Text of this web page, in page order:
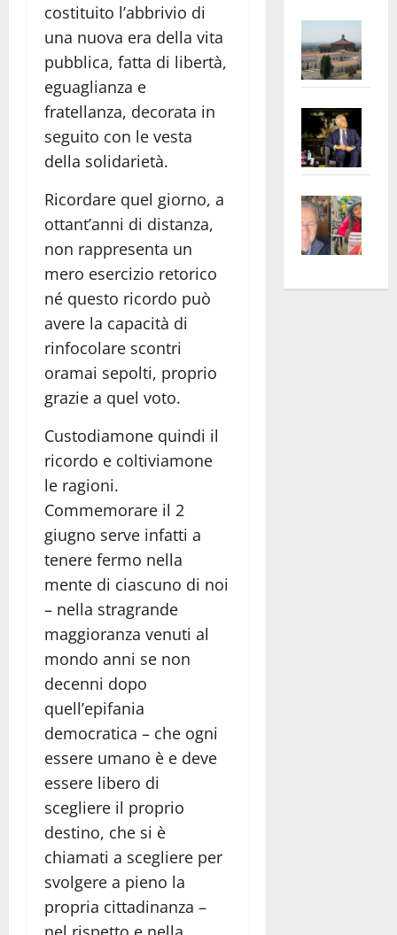
costituito l’abbrivio di
una nuova era della vita
pubblica, fatta di libertà,
eguaglianza e
fratellanza, decorata in
seguito con le vesta
della solidarietà.
Ricordare quel giorno, a
ottant’anni di distanza,
non rappresenta un
mero esercizio retorico
né questo ricordo può
avere la capacità di
rinfocolare scontri
oramai sepolti, proprio
grazie a quel voto.
Custodiamone quindi il
ricordo e coltiviamone
le ragioni.
Commemorare il 2
giugno serve infatti a
tenere fermo nella
mente di ciascuno di noi
– nella stragrande
maggioranza venuti al
mondo anni se non
decenni dopo
quell’epifania
democratica – che ogni
essere umano è e deve
essere libero di
scegliere il proprio
destino, che si è
chiamati a scegliere per
svolgere a pieno la
propria cittadinanza –
euro
apre